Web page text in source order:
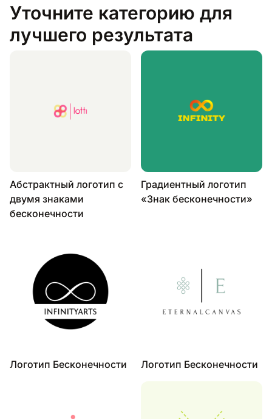
Уточните категорию для
лучшего результата
Абстрактный логотип с
двумя знаками
бесконечности
Градиентный логотип
«Знак бесконечности»
Логотип Бесконечности Логотип Бесконечности